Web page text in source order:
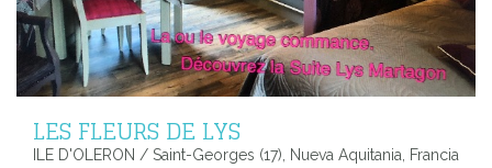
LES FLEURS DE LYS
ILE D'OLERON / Saint-Georges (17), Nueva Aquitania, Francia